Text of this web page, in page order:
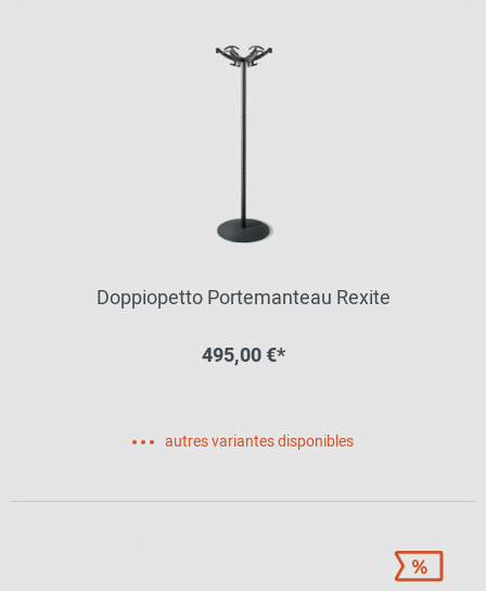
Doppiopetto Portemanteau Rexite
495,00 €*
autres variantes disponibles